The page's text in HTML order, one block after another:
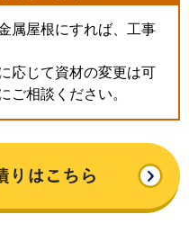
属屋根にすれば、工事
応じて資材の変更は可
ご相談ください。